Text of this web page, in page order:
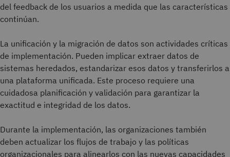
del feedback de los usuarios a medida que las características
continúan.
La unificación y la migración de datos son actividades críticas
de implementación. Pueden implicar extraer datos de
sistemas heredados, estandarizar esos datos y transferirlos a
una plataforma unificada. Este proceso requiere una
cuidadosa planificación y validación para garantizar la
exactitud e integridad de los datos.
Durante la implementación, las organizaciones también
deben actualizar los flujos de trabajo y las políticas
organizacionales para alinearlos con las nuevas capacidades